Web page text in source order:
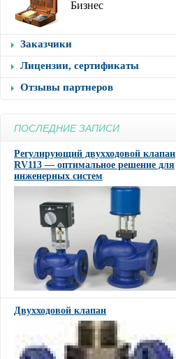
Бизнес
Заказчики
Лицензии, сертификаты
Отзывы партнеров
ПОСЛЕДНИЕ ЗАПИСИ
Регулирующий двухходовой клапан
RV113 — оптимальное решение для
инженерных систем
Двухходовой клапан